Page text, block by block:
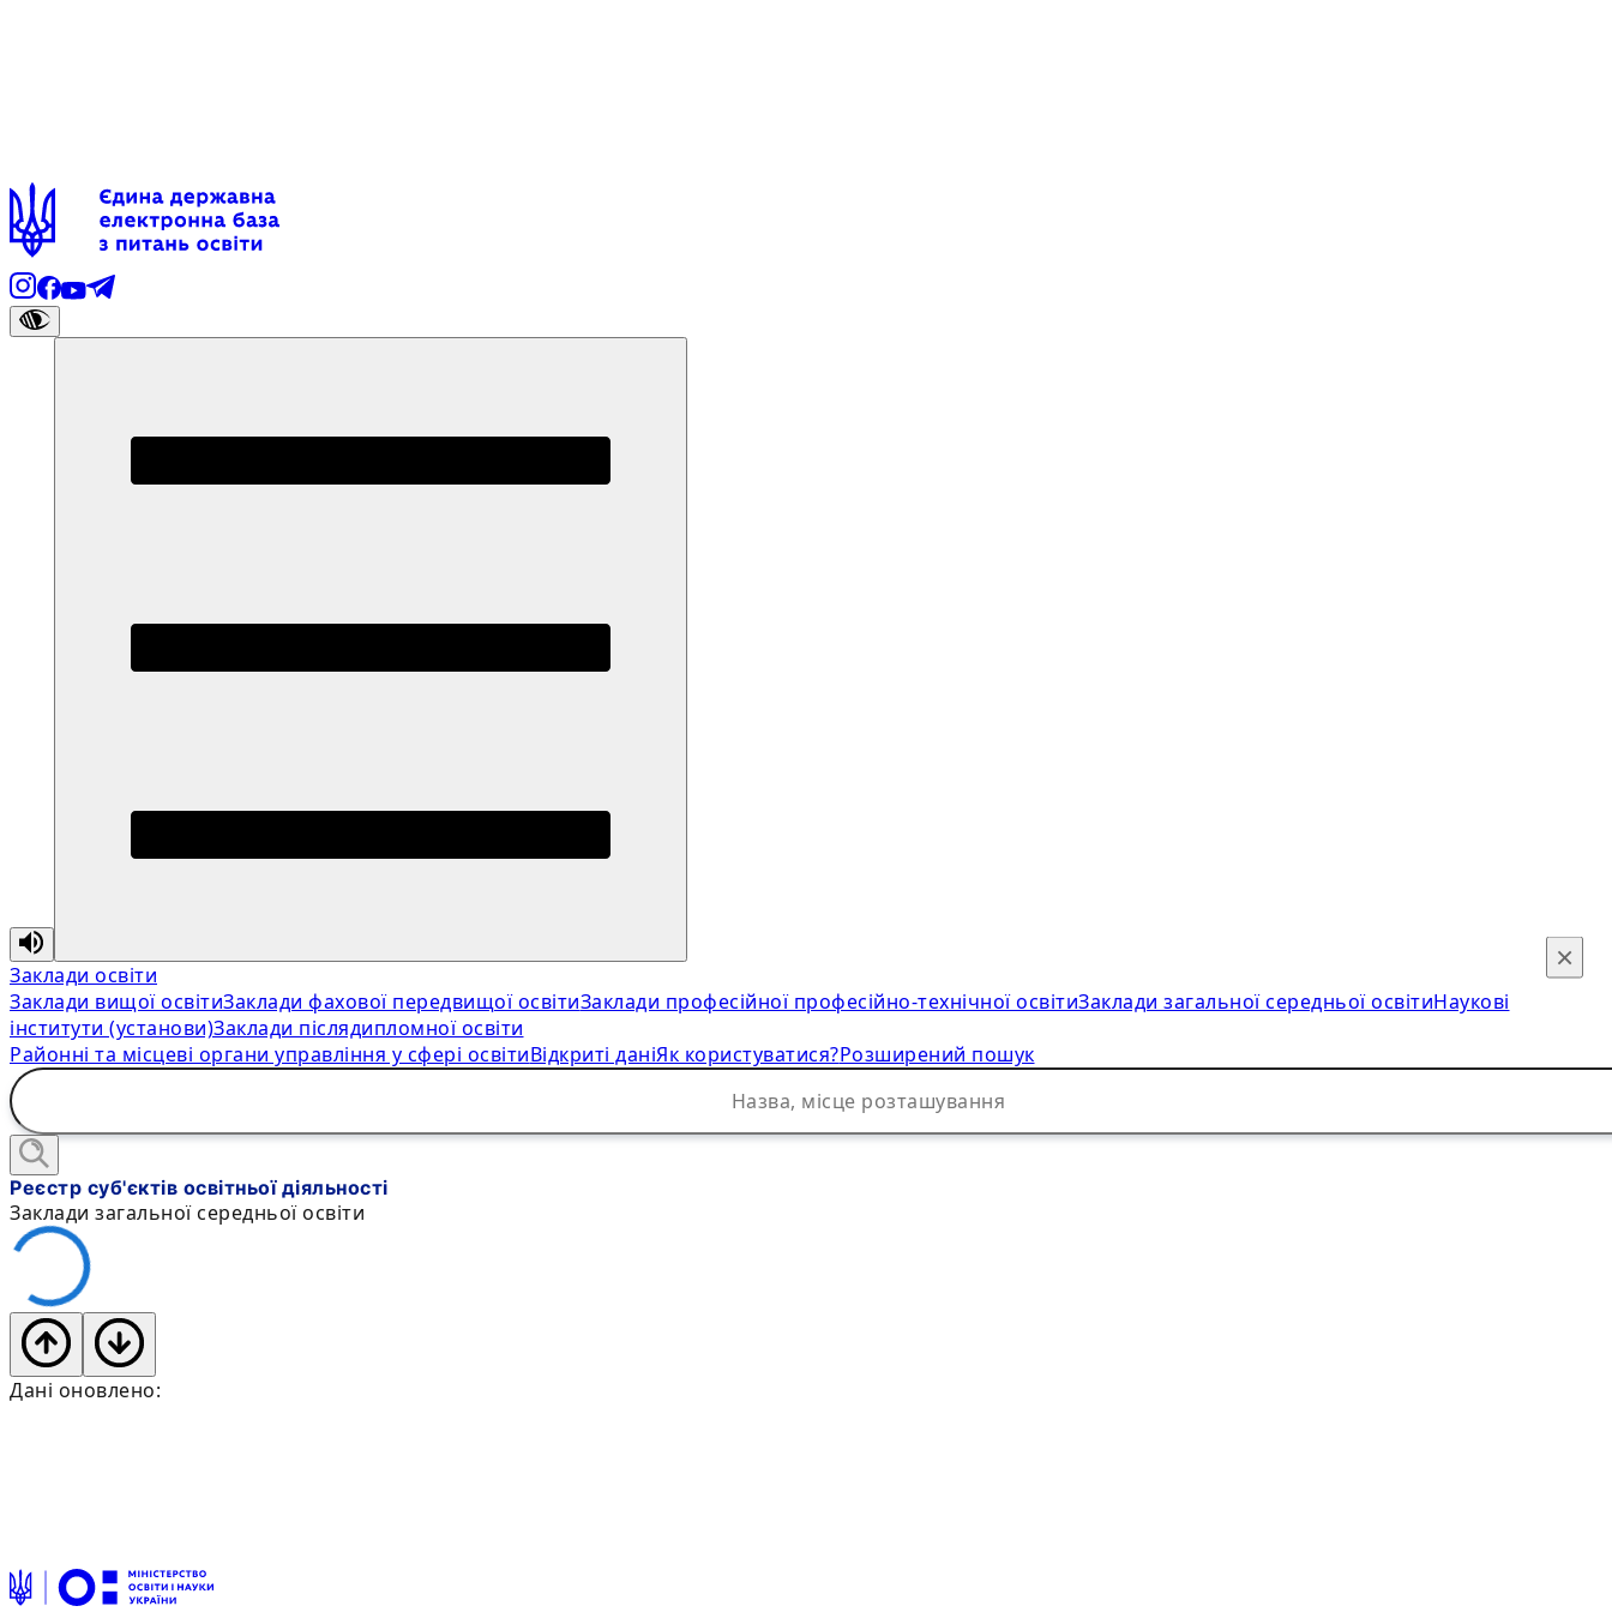
Заклади освіти
Заклади вищої освітиЗаклади фахової передвищої освітиЗаклади професійної професійно-технічної освітиЗаклади загальної середньої освітиНаукові
інститути (установи)Заклади післядипломної освіти
Районні та місцеві органи управління у сфері освітиВідкриті даніЯк користуватися?Розширений пошук
×
Реєстр суб'єктів освітньої діяльності
Заклади загальної середньої освіти
Дані оновлено: